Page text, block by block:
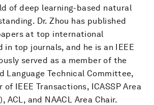
of deep learning-based natural
Dr. Zhou has published
at top international
in top journals, and he is an IEEE
served as a member of the
Language Technical Committee,
IEEE Transactions, ICASSP Area
ACL, and NAACL Area Chair.